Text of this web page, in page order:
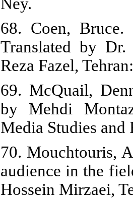
68. Coen, Bruce.
Translated by Dr.
Reza Fazel,
69. McQuail,
by Mehdi
Media Studies and
70. Mouchtouris,
audience in the
Hossein Mirzaei,